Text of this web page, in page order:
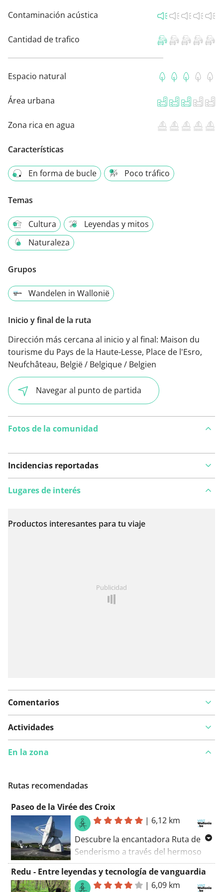
Contaminación acústica
Cantidad de trafico
Espacio natural
Área urbana
Zona rica en agua
Características
En forma de bucle Poco tráfico
Temas
Cultura
Leyendas y mitos
Naturaleza
Grupos
Wandelen in Wallonië
Inicio y final de la ruta
Dirección más cercana al inicio y al final: Maison du
tourisme du Pays de la Haute-Lesse, Place de l'Esro,
Neufchâteau, België / Belgique / Belgien
Navegar al punto de partida
Fotos de la comunidad
Incidencias reportadas
Ver en el mapa
Lugares de interés
Productos interesantes para tu viaje
Publicidad
Comentarios
Actividades
En la zona
Rutas recomendadas
Paseo de la Virée des Croix
| 6,12 km
Descubre la encantadora Ruta de
Senderismo a través del hermoso
Bosque de St. Hubert, cerca del
encantador Redu. Disfruta de la
tranquilidad y la naturaleza
Redu - Entre leyendas y tecnología de vanguardia
| 6,09 km